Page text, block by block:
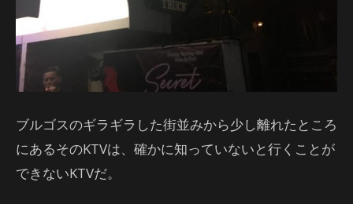
ブルゴスのギラギラした街並みから少し離れたところ
にあるそのKTVは、確かに知っていないと行くことが
できないKTVだ。